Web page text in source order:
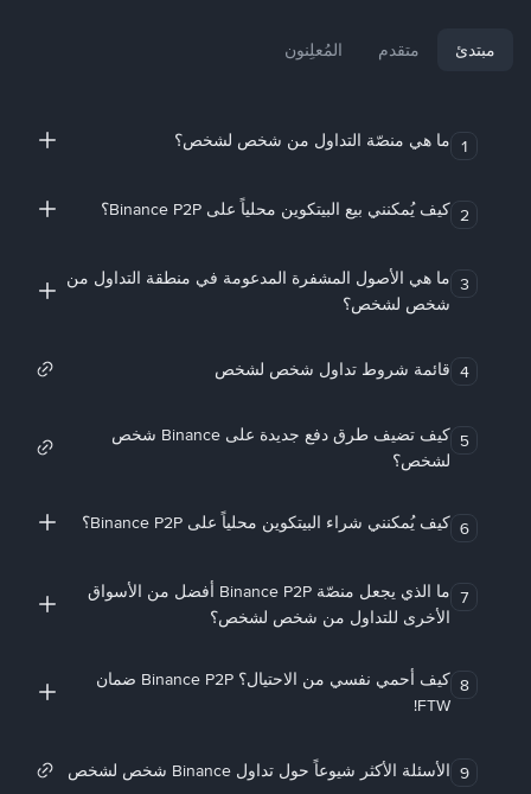
مبتدئ متقدم المُعلِنون
1 ما هي منصّة التداول من شخص لشخص؟
2 كيف يُمكنني بيع البيتكوين محلياً على Binance P2P؟
3 ما هي الأصول المشفرة المدعومة في منطقة التداول من
شخص لشخص؟
4 قائمة شروط تداول شخص لشخص
5
كيف تضيف طرق دفع جديدة على Binance شخص
لشخص؟
6 كيف يُمكنني شراء البيتكوين محلياً على Binance P2P؟
7
ما الذي يجعل منصّة Binance P2P أفضل من الأسواق
الأخرى للتداول من شخص لشخص؟
8
كيف أحمي نفسي من الاحتيال؟ Binance P2P ضمان
FTW!
9 الأسئلة الأكثر شيوعاً حول تداول Binance شخص لشخص